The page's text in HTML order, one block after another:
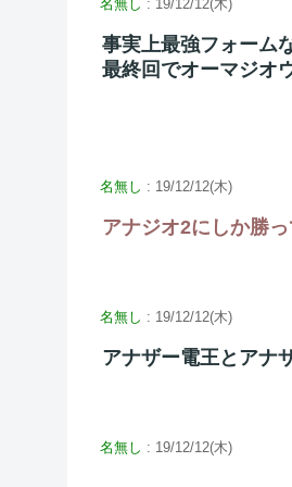
名無し : 19/12/12(木)
事実上最強フォーム
最終回でオーマジオ
名無し : 19/12/12(木)
アナジオ2にしか勝
名無し : 19/12/12(木)
アナザー電王とアナ
名無し : 19/12/12(木)